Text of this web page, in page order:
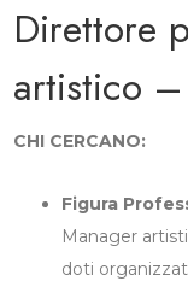
Direttore
artistico –
CHI CERCANO:
Figura
Manager
doti